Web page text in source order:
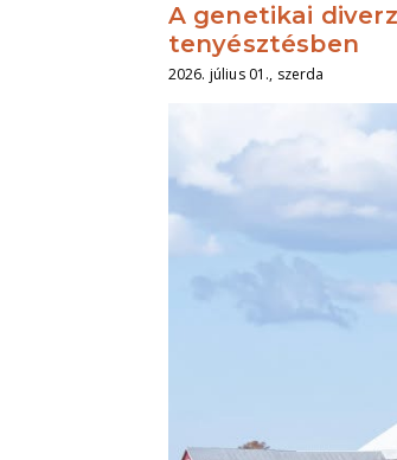
A genetikai
tenyésztésben
2026. július 01., szerda